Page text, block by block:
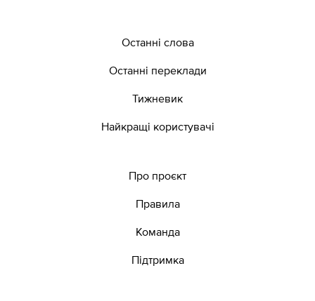
Останні слова
Останні переклади
Тижневик
Найкращі користувачі
Про проєкт
Правила
Команда
Підтримка